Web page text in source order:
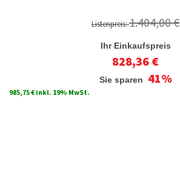
Listenpreis:1.404,00 €
Ihr Einkaufspreis
828,36 €
Sie sparen 41%
985,75 € inkl. 19% MwSt.